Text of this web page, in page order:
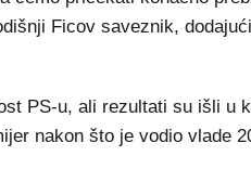
Ficov saveznik,
PS-u, ali rezultati su išli u
nakon što je vodio vlade